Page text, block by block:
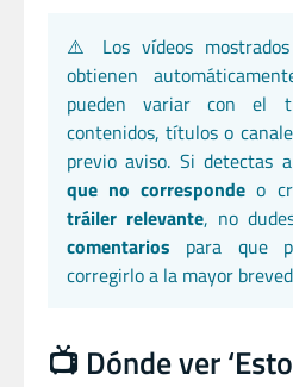
⚠️ Los vídeos
obtienen
pueden variar con el
contenidos, títulos o
previo aviso. Si detectas
que no corresponde o
tráiler relevante, no
comentarios para que
corregirlo a la mayor
📺 Dónde ver